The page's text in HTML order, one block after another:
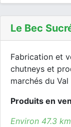
Le Bec
Fabrication et
chutneys et
marchés du
Produits en
Environ 47.3